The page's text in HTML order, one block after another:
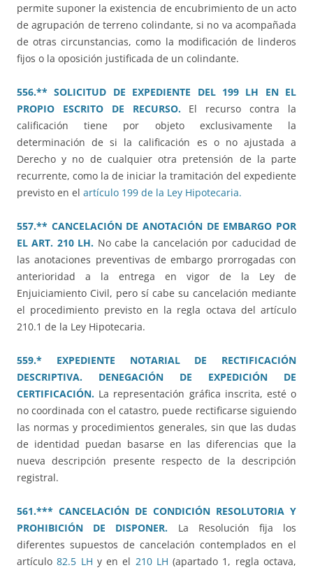
permite suponer la existencia de encubrimiento de un acto
de agrupación de terreno colindante, si no va acompañada
de otras circunstancias, como la modificación de linderos
fijos o la oposición justificada de un colindante.
556.** SOLICITUD DE EXPEDIENTE DEL 199 LH EN EL
PROPIO ESCRITO DE RECURSO.El recurso contra la
calificación tiene por objeto exclusivamente la
determinación de si la calificación es o no ajustada a
Derecho y no de cualquier otra pretensión de la parte
recurrente, como la de iniciar la tramitación del expediente
previsto en el artículo 199 de la Ley Hipotecaria.
557.** CANCELACIÓN DE ANOTACIÓN DE EMBARGO POR
EL ART. 210 LH. No cabe la cancelación por caducidad de
las anotaciones preventivas de embargo prorrogadas con
anterioridad a la entrega en vigor de la Ley de
Enjuiciamiento Civil, pero sí cabe su cancelación mediante
el procedimiento previsto en la regla octava del artículo
210.1 de la Ley Hipotecaria.
559.* EXPEDIENTE NOTARIAL DE RECTIFICACIÓN
DESCRIPTIVA. DENEGACIÓN DE EXPEDICIÓN DE
CERTIFICACIÓN. La representación gráfica inscrita, esté o
no coordinada con el catastro, puede rectificarse siguiendo
las normas y procedimientos generales, sin que las dudas
de identidad puedan basarse en las diferencias que la
nueva descripción presente respecto de la descripción
registral.
561.*** CANCELACIÓN DE CONDICIÓN RESOLUTORIA Y
PROHIBICIÓN DE DISPONER. La Resolución fija los
diferentes supuestos de cancelación contemplados en el
artículo82.5 LH y en el 210 LH (apartado 1, regla octava,